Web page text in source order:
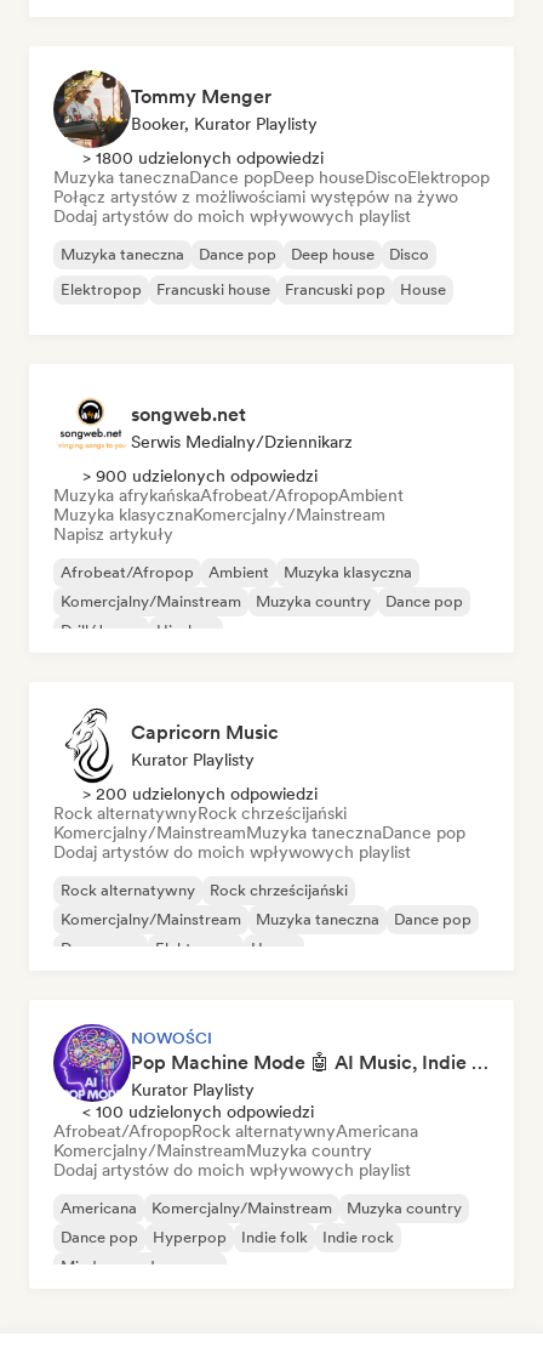
Tommy Menger
Booker, Kurator Playlisty
> 1800 udzielonych odpowiedzi
Muzyka tanecznaDance popDeep houseDiscoElektropop
Połącz artystów z możliwościami występów na żywo
Dodaj artystów do moich wpływowych playlist
Muzyka taneczna Dance pop Deep house
Disco
Elektropop
Francuski house Francuski pop House
songweb.net
Serwis Medialny/Dziennikarz
> 900 udzielonych odpowiedzi
Muzyka afrykańskaAfrobeat/AfropopAmbient
Muzyka klasycznaKomercjalny/Mainstream
Napisz artykuły
Afrobeat/Afropop Ambient
Muzyka klasyczna
Komercjalny/Mainstream
Muzyka country
Dance pop
Drill/Jersey
Hip-hop
Capricorn Music
Kurator Playlisty
> 200 udzielonych odpowiedzi
Rock alternatywnyRock chrześcijański
Komercjalny/MainstreamMuzyka tanecznaDance pop
Dodaj artystów do moich wpływowych playlist
Rock alternatywny
Rock chrześcijański
Komercjalny/Mainstream
Muzyka taneczna
Dance pop
Dream pop
Elektropop House
NOWOŚCI
Pop Machine Mode 🤖 AI Music, Indie Pop & Dream Pop
Kurator Playlisty
< 100 udzielonych odpowiedzi
Afrobeat/AfropopRock alternatywnyAmericana
Komercjalny/MainstreamMuzyka country
Dodaj artystów do moich wpływowych playlist
Americana Komercjalny/Mainstream
Muzyka country
Dance pop
Hyperpop Indie folk
Indie rock
Międzynarodowy pop